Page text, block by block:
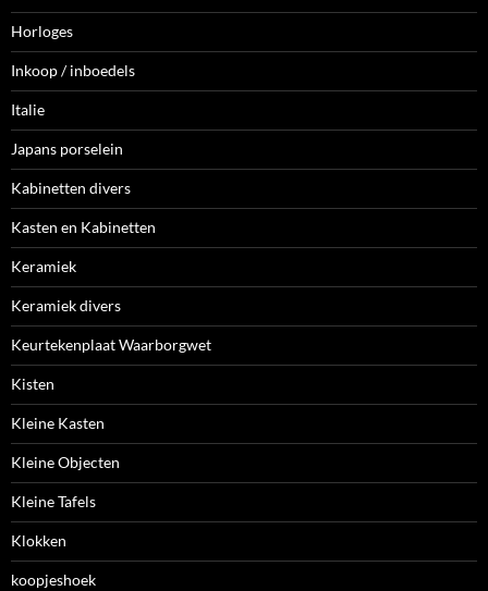
Horloges
Inkoop / inboedels
Italie
Japans porselein
Kabinetten divers
Kasten en Kabinetten
Keramiek
Keramiek divers
Keurtekenplaat Waarborgwet
Kisten
Kleine Kasten
Kleine Objecten
Kleine Tafels
Klokken
koopjeshoek